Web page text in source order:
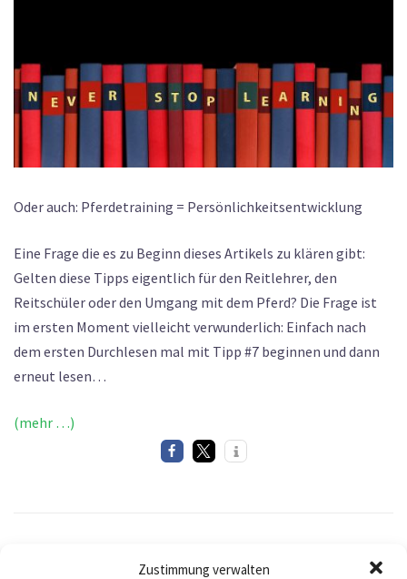
Zustimmung verwalten
Oder auch: Pferdetraining = Persönlichkeitsentwicklung
Eine Frage die es zu Beginn dieses Artikels zu klären gibt:
Gelten diese Tipps eigentlich für den Reitlehrer, den
Reitschüler oder den Umgang mit dem Pferd? Die Frage ist
im ersten Moment vielleicht verwunderlich: Einfach nach
dem ersten Durchlesen mal mit Tipp #7 beginnen und dann
erneut lesen…
(mehr …)
ALLGEMEIN